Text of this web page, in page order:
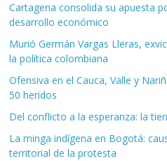
Cartagena consolida su apuesta
desarrollo económico
Murió Germán Vargas Lleras,
la política colombiana
Ofensiva en el Cauca, Valle y
50 heridos
Del conflicto a la esperanza: la
La minga indígena en Bogotá:
territorial de la protesta